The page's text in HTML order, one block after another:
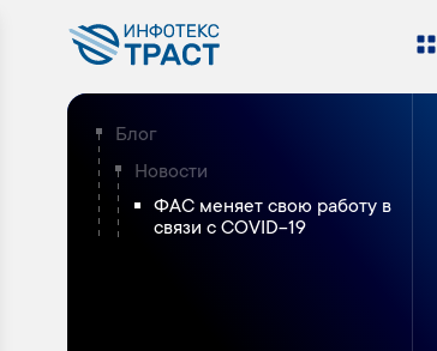
Блог
Новости
ФАС меняет свою работу в
связи с COVID-19